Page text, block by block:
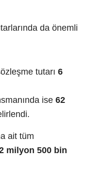
da önemli
tutarı 6
ise 62
ait tüm
milyon 500 bin